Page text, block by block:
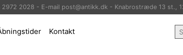
2972 2028 - E-mail post@antikk.dk - Knabrostræde 13 st.,
Kontakt